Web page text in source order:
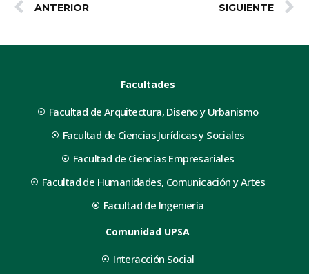
ANTERIOR SIGUIENTE
Facultades
Facultad de Arquitectura, Diseño y Urbanismo
Facultad de Ciencias Jurídicas y Sociales
Facultad de Ciencias Empresariales
Facultad de Humanidades, Comunicación y Artes
Facultad de Ingeniería
Comunidad UPSA
Interacción Social